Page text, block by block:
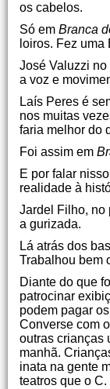
os cabelos.
Só em Branca
loiros. Fez
José Valuzzi
a voz e
Laís Peres é
nos muitas
faria melhor do
Foi assim em
E por falar
realidade à
Jardel Filho, no
a gurizada.
Lá atrás dos
Trabalhou bem
Diante do que
patrocinar
podem pagar
Converse com
outras crianças
manhã.
inata na gente
teatros que o